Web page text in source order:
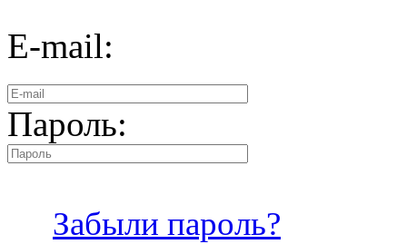
E-mail:
Пароль:
Забыли пароль?